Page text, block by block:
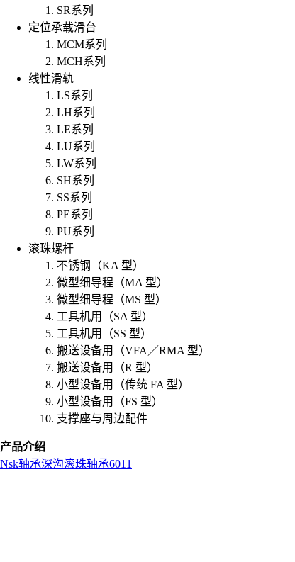
SR系列
定位承载滑台
MCM系列
MCH系列
线性滑轨
LS系列
LH系列
LE系列
LU系列
LW系列
SH系列
SS系列
PE系列
PU系列
滚珠螺杆
不锈钢（KA 型）
微型细导程（MA 型）
微型细导程（MS 型）
工具机用（SA 型）
工具机用（SS 型）
搬送设备用（VFA／RMA 型）
搬送设备用（R 型）
小型设备用（传统 FA 型）
小型设备用（FS 型）
支撑座与周边配件
产品介绍
Nsk轴承深沟滚珠轴承6011